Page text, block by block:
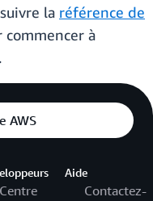
la référence de
commencer à
AWS
Centre
Aide
Contactez-